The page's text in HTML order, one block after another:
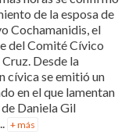
de la esposa de
Cochamanidis, el
del Comité Cívico
Desde la
cívica se emitió un
en el que lamentan
Daniela Gil
+ más